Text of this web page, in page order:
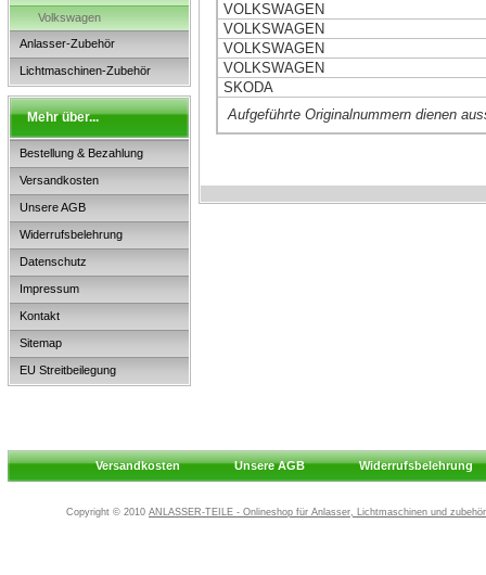
Volkswagen
Anlasser-Zubehör
Lichtmaschinen-Zubehör
Mehr über...
Bestellung & Bezahlung
Versandkosten
Unsere AGB
Widerrufsbelehrung
Datenschutz
Impressum
Kontakt
Sitemap
EU Streitbeilegung
Aufgeführte Originalnummern dienen
VOLKSWAGEN
VOLKSWAGEN
VOLKSWAGEN
VOLKSWAGEN
SKODA
Versandkosten Unsere AGB Widerrufsbelehrung
Copyright © 2010 ANLASSER-TEILE - Onlineshop für Anlasser, Lichtmaschinen und zubehör